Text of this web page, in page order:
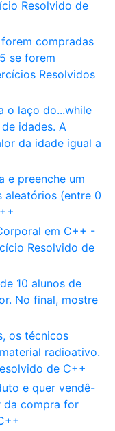
Resolvido de
compradas
se forem
Resolvidos
o laço do...while
idades. A
da idade igual a
e preenche um
aleatórios (entre 0
em C++ -
Resolvido de
10 alunos de
No final, mostre
os técnicos
radioativo.
de C++
e quer vendê-
da compra for